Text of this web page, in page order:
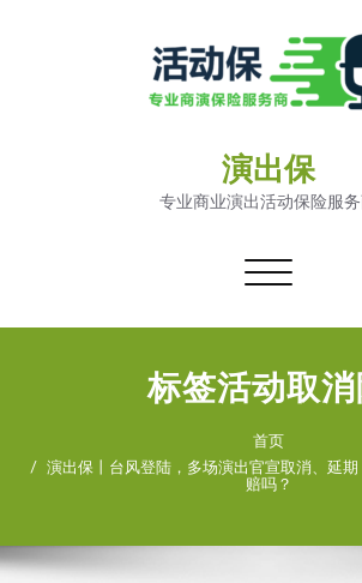
演出保
专业商业演出活动保险服
切
导
标签活动取
首页
演出保丨台风登陆，多场演出官宣取消、延
赔吗？